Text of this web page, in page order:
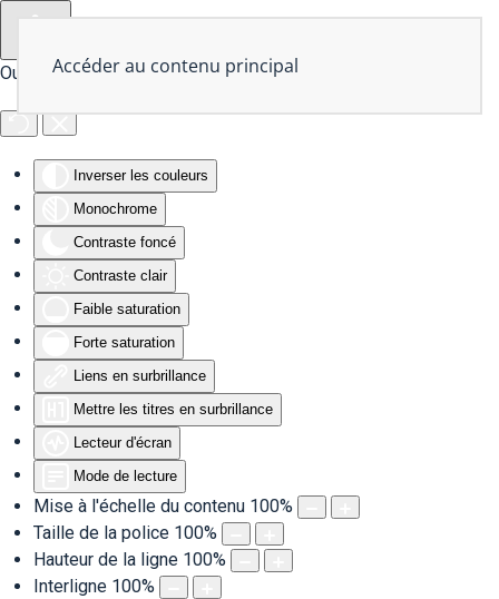
Outils d'accessibilité
Inverser les couleurs
Monochrome
Contraste foncé
Contraste clair
Faible saturation
Forte saturation
Liens en surbrillance
Mettre les titres en surbrillance
Lecteur d'écran
Mode de lecture
Mise à l'échelle du contenu 100%
Taille de la police 100%
Hauteur de la ligne 100%
Interligne 100%
Accéder au contenu principal